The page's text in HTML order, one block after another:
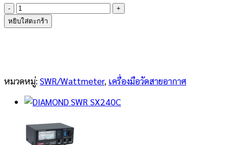
จำนวน
DIAMOND
SWR
หยิบใส่ตะกร้า
หมวดหมู่: SWR/Wattmeter, เครื่องมือวัดสายอากาศ